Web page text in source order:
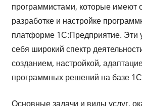
программистами, которые имеют
разработке и настройке
платформе 1С:Предприятие. Эти
себя широкий спектр
созданием, настройкой,
программных решений на базе
Основные задачи и виды услуг,